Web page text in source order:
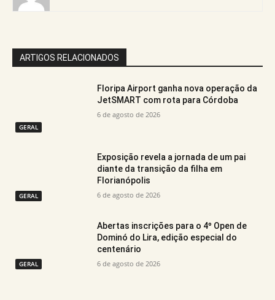
ARTIGOS RELACIONADOS
GERAL
Floripa Airport ganha nova operação da
JetSMART com rota para Córdoba
6 de agosto de 2026
GERAL
Exposição revela a jornada de um pai
diante da transição da filha em
Florianópolis
6 de agosto de 2026
GERAL
Abertas inscrições para o 4º Open de
Dominó do Lira, edição especial do
centenário
6 de agosto de 2026